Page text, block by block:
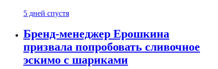
5 дней спустя
Бренд-менеджер Ерошкина
призвала попробовать сливочное
эскимо с шариками